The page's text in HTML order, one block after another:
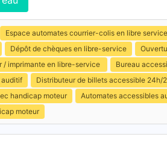
Espace automates courrier-colis en libre service
Dépôt de chèques en libre-service
/ imprimante en libre-service
Bureau
auditif
Distributeur de billets accessible
handicap moteur
Automates accessibles
moteur